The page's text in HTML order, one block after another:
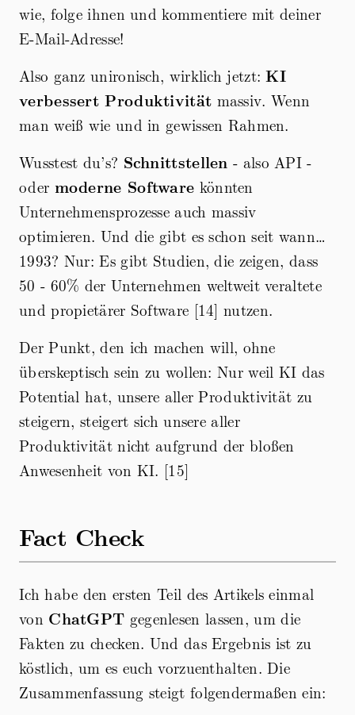
wie, folge ihnen und kommentiere mit deiner
E-Mail-Adresse!
Also ganz unironisch, wirklich jetzt:KI
verbessert Produktivität massiv. Wenn
man weiß wie und in gewissen Rahmen.
Wusstest du’s? Schnittstellen - also API -
oder moderne Software könnten
Unternehmensprozesse auch massiv
optimieren. Und die gibt es schon seit wann…
1993? Nur: Es gibt Studien, die zeigen, dass
50 - 60% der Unternehmen weltweit veraltete
und propietärer Software [14] nutzen.
Der Punkt, den ich machen will, ohne
überskeptisch sein zu wollen: Nur weil KI das
Potential hat, unsere aller Produktivität zu
steigern, steigert sich unsere aller
Produktivität nicht aufgrund der bloßen
Anwesenheit von KI. [15]
Fact Check
Ich habe den ersten Teil des Artikels einmal
von ChatGPT gegenlesen lassen, um die
Fakten zu checken. Und das Ergebnis ist zu
köstlich, um es euch vorzuenthalten. Die
Zusammenfassung steigt folgendermaßen ein: